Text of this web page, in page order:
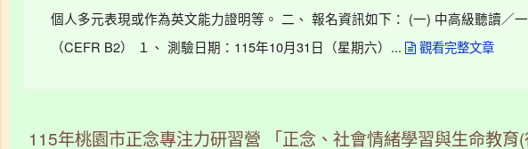
個人多元表現或作為英文能力證明等。 二、 報名資訊如下： (一) 中高級聽讀／
（CEFR B2） １、 測驗日期：115年10月31日（星期六）...
觀看完整文章
115年桃園市正念專注力研習營 「正念、社會情緒學習與生命教育(